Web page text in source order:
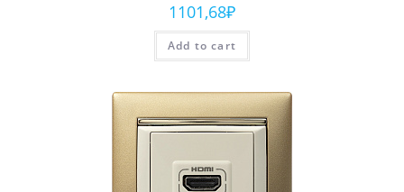
1101,68₽
Add to cart